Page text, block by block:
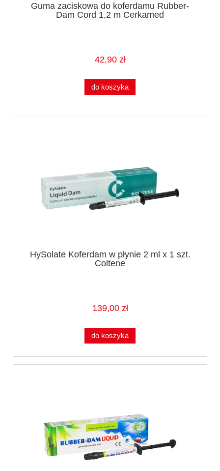
Guma zaciskowa do koferdamu Rubber-
Dam Cord 1,2 m Cerkamed
42,90 zł
do koszyka
HySolate Koferdam w płynie 2 ml x 1 szt.
Coltene
139,00 zł
do koszyka